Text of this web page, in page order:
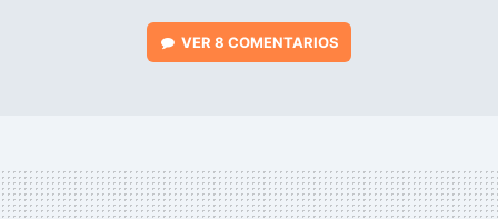
VER 8 COMENTARIOS